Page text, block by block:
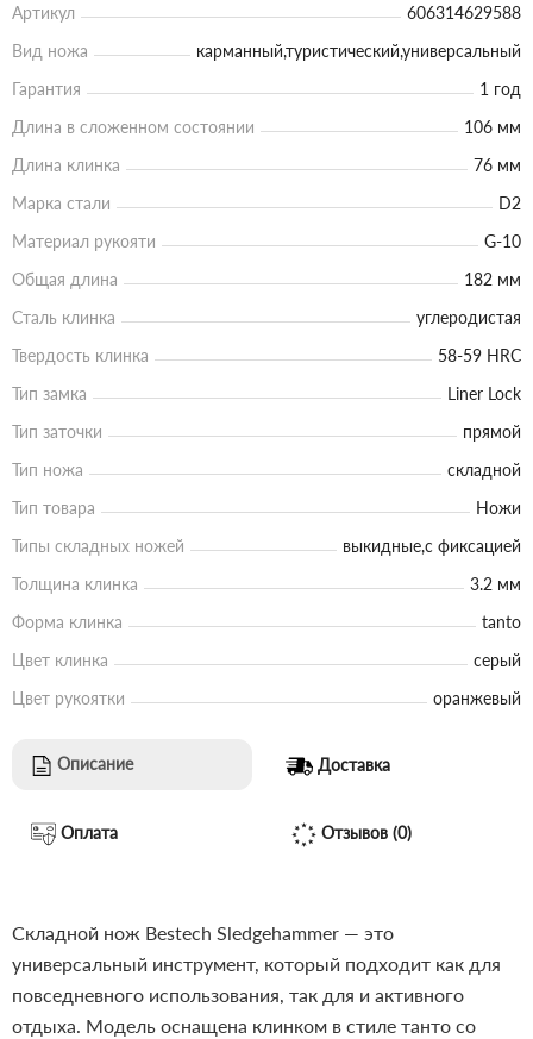
Артикул
606314629588
Вид ножа
карманный,туристический,универсальный
Гарантия
1 год
Длина в сложенном состоянии
106 мм
Длина клинка
76 мм
Марка стали
D2
Материал рукояти
G-10
Общая длина
182 мм
Сталь клинка
углеродистая
Твердость клинка
58-59 HRC
Тип замка
Liner Lock
Тип заточки
прямой
Тип ножа
складной
Тип товара
Ножи
Типы складных ножей
выкидные,с фиксацией
Толщина клинка
3.2 мм
Форма клинка
tanto
Цвет клинка
серый
Цвет рукоятки
оранжевый
Описание Доставка
Оплата Отзывов (0)
Складной нож Bestech Sledgehammer — это
универсальный инструмент, который подходит как для
повседневного использования, так для и активного
отдыха. Модель оснащена клинком в стиле танто со